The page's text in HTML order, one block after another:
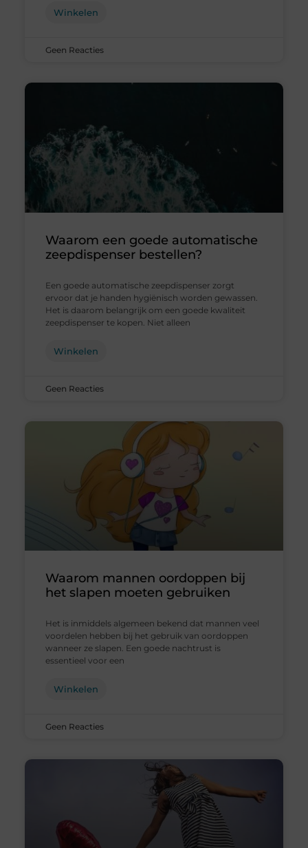
Winkelen
Geen Reacties
Waarom een goede automatische
zeepdispenser bestellen?
Een goede automatische zeepdispenser zorgt
ervoor dat je handen hygiënisch worden gewassen.
Het is daarom belangrijk om een goede kwaliteit
zeepdispenser te kopen. Niet alleen
Winkelen
Geen Reacties
Waarom mannen oordoppen bij
het slapen moeten gebruiken
Het is inmiddels algemeen bekend dat mannen veel
voordelen hebben bij het gebruik van oordoppen
wanneer ze slapen. Een goede nachtrust is
essentieel voor een
Winkelen
Geen Reacties